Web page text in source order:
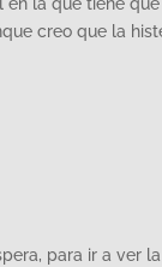
creo que la
para ir a ver